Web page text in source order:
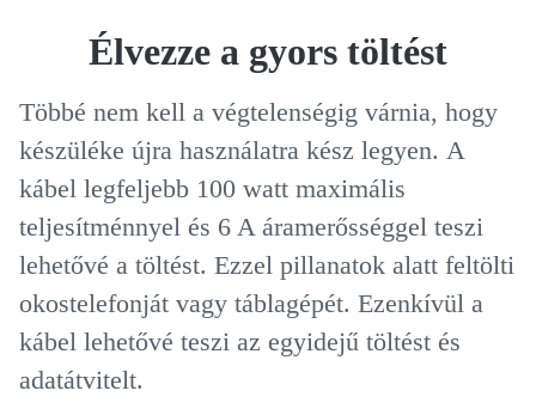
Élvezze a gyors töltést
Többé nem kell a végtelenségig várnia, hogy
készüléke újra használatra kész legyen. A
kábel legfeljebb 100 watt maximális
teljesítménnyel és 6 A áramerősséggel teszi
lehetővé a töltést. Ezzel pillanatok alatt feltölti
okostelefonját vagy táblagépét. Ezenkívül a
kábel lehetővé teszi az egyidejű töltést és
adatátvitelt.